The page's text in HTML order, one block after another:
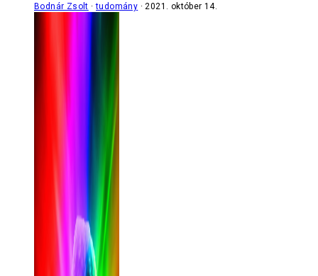
Bodnár Zsolt tudomány 2021. október 14.